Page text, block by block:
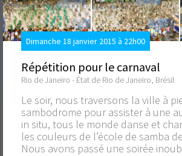
Dimanche 18 janvier 2015 à 22h00
Répétition pour le carnaval
Rio de Janeiro - État de Rio de Janeiro, Brésil
Le soir, nous traversons la ville à
sambodrome pour assister à une
in situ, tous le monde danse et
les couleurs de l’école de samba
Nous avons passé une soirée